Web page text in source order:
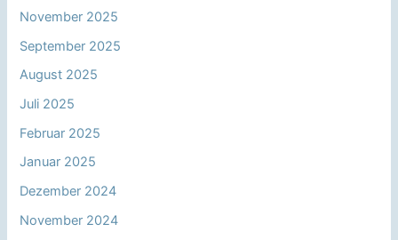
November 2025
September 2025
August 2025
Juli 2025
Februar 2025
Januar 2025
Dezember 2024
November 2024